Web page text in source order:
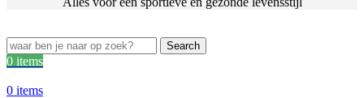
Search
0 items
0 items